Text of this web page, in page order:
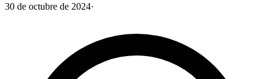
30 de octubre de 2024·